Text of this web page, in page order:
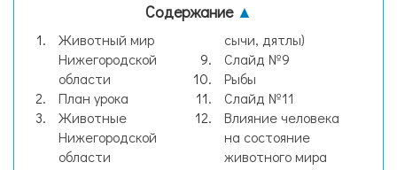
Содержание ▲
Животный мир
Нижегородской
области
План урока
Животные
Нижегородской
области
сычи, дятлы)
Слайд №9
Рыбы
Слайд №11
Влияние человека
на состояние
животного мира